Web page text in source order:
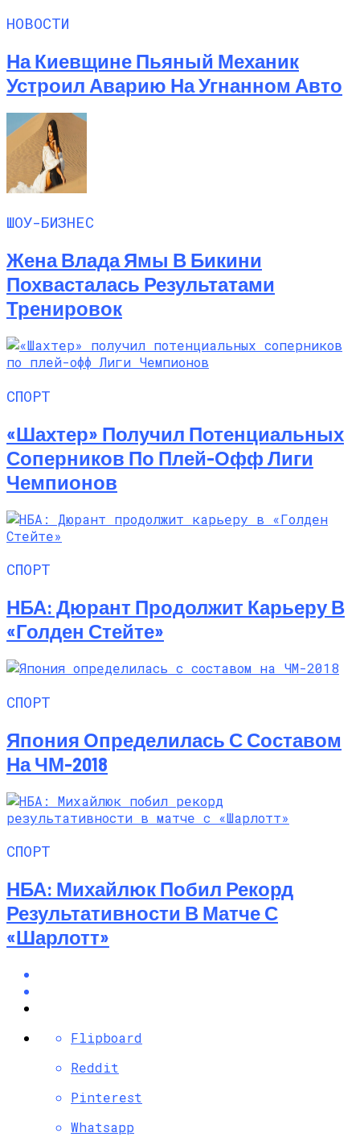
НОВОСТИ
На Киевщине Пьяный Механик
Устроил Аварию На Угнанном Авто
ШОУ-БИЗНЕС
Жена Влада Ямы В Бикини
Похвасталась Результатами
Тренировок
СПОРТ
«Шахтер» Получил Потенциальных
Соперников По Плей-Офф Лиги
Чемпионов
СПОРТ
НБА: Дюрант Продолжит Карьеру В
«Голден Стейте»
СПОРТ
Япония Определилась С Составом
На ЧМ-2018
СПОРТ
НБА: Михайлюк Побил Рекорд
Результативности В Матче С
«Шарлотт»
Flipboard
Reddit
Pinterest
Whatsapp